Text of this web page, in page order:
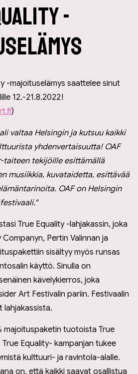
-
-majoituselämys saattelee sinut
12.-21.8.2022!
)
valtaa Helsingin ja kutsuu kaikki
yhdenvertaisuutta! OAF
taiteen tekijöille esittämällä
musiikkia, kuvataidetta, esittävää
OAF on Helsingin
True Equality -lahjakassin, joka
Pertin Valinnan ja
sisältyy myös runsas
käyttö. Sinulla on
kävelykierros, joka
Art Festivalin pariin. Festivaalin
majoituspaketin tuotoista True
Equality- kampanjan tukee
kulttuuri- ja ravintola-alalle.
on, että kaikki saavat osallistua